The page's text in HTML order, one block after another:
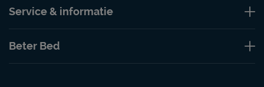
Service & informatie
Beter Bed